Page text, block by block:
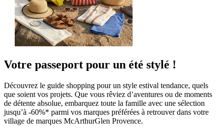
Votre passeport pour un été stylé !
Découvrez le guide shopping pour un style estival tendance, quels
que soient vos projets. Que vous rêviez d’aventures ou de moments
de détente absolue, embarquez toute la famille avec une sélection
jusqu’à -60%* parmi vos marques préférées à retrouver dans votre
village de marques McArthurGlen Provence.